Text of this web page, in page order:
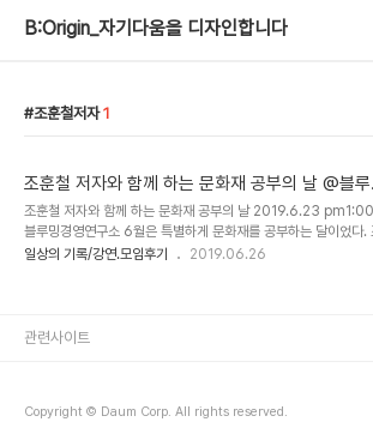
B:Origin_자기다움을 디자인합니다
조훈철저자 1
조훈철 저자와 함께 하는 문화재 공부의 날 @블루
경영연구소
조훈철 저자와 함께 하는 문화재 공부의 날 2019.6.23
블루밍경영연구소 6월은 특별하게 문화재를 공부하는 달이었다.
현 저자의 을 미리 읽고 특강을 듣고 함께 경복궁을 답사하는 일정
을 지나 근정정 도착. 코치님들 자신의 띠 동물을 찾아서 기념 촬영
일상의 기록/강연.모임후기 2019.06.26
Copyright © Daum Corp. All rights reserved.
관련사이트